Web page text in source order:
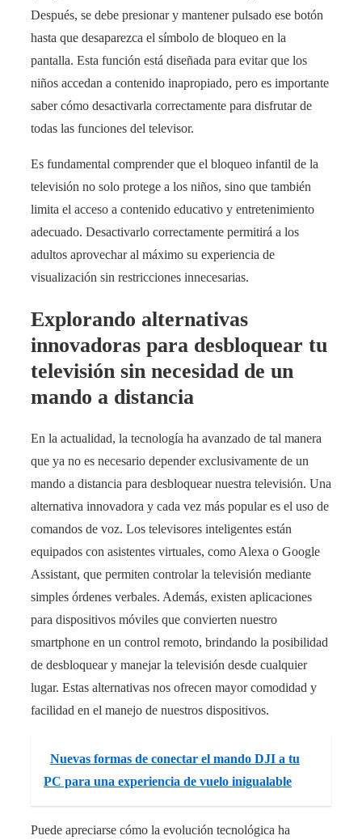
Después, se debe presionar y mantener pulsado ese botón
hasta que desaparezca el símbolo de bloqueo en la
pantalla. Esta función está diseñada para evitar que los
niños accedan a contenido inapropiado, pero es importante
saber cómo desactivarla correctamente para disfrutar de
todas las funciones del televisor.
Es fundamental comprender que el bloqueo infantil de la
televisión no solo protege a los niños, sino que también
limita el acceso a contenido educativo y entretenimiento
adecuado. Desactivarlo correctamente permitirá a los
adultos aprovechar al máximo su experiencia de
visualización sin restricciones innecesarias.
Explorando alternativas
innovadoras para desbloquear tu
televisión sin necesidad de un
mando a distancia
En la actualidad, la tecnología ha avanzado de tal manera
que ya no es necesario depender exclusivamente de un
mando a distancia para desbloquear nuestra televisión. Una
alternativa innovadora y cada vez más popular es el uso de
comandos de voz. Los televisores inteligentes están
equipados con asistentes virtuales, como Alexa o Google
Assistant, que permiten controlar la televisión mediante
simples órdenes verbales. Además, existen aplicaciones
para dispositivos móviles que convierten nuestro
smartphone en un control remoto, brindando la posibilidad
de desbloquear y manejar la televisión desde cualquier
lugar. Estas alternativas nos ofrecen mayor comodidad y
facilidad en el manejo de nuestros dispositivos.
Nuevas formas de conectar el mando DJI a tu
PC para una experiencia de vuelo inigualable
Puede apreciarse cómo la evolución tecnológica ha